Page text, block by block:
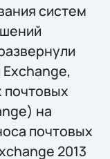
систем
почтовых
на
почтовых
2013